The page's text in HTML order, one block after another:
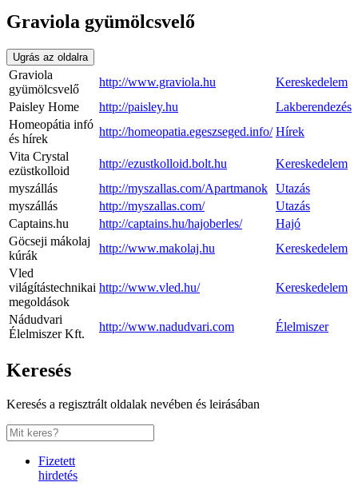
Graviola gyümölcsvelő
Ugrás az oldalra
Graviola
gyümölcsvelő
http://www.graviola.hu
Kereskedelem
Paisley Home
http://paisley.hu
Lakberendezés
Homeopátia infó
és hírek
http://homeopatia.egeszseged.info/ Hírek
Vita Crystal
ezüstkolloid
http://ezustkolloid.bolt.hu
Kereskedelem
myszállás
http://myszallas.com/Apartmanok Utazás
myszállás
http://myszallas.com/
Utazás
Captains.hu
http://captains.hu/hajoberles/
Hajó
Göcseji mákolaj
kúrák
http://www.makolaj.hu
Kereskedelem
Vled
világítástechnikai
megoldások
http://www.vled.hu/ Kereskedelem
Nádudvari
Élelmiszer Kft.
http://www.nadudvari.com Élelmiszer
Keresés
Keresés a regisztrált oldalak nevében és leirásában
Fizetett
hirdetés